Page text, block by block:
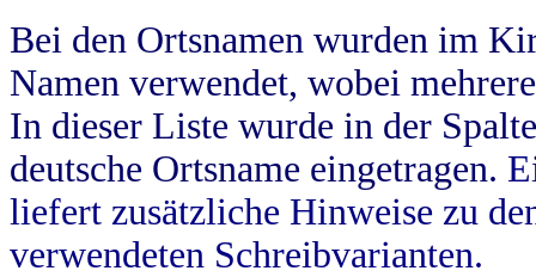
Bei den Ortsnamen wurden im
Namen verwendet, wobei
In dieser Liste wurde in der
deutsche Ortsname eingetragen.
liefert zusätzliche Hinweise zu
verwendeten Schreibvarianten.